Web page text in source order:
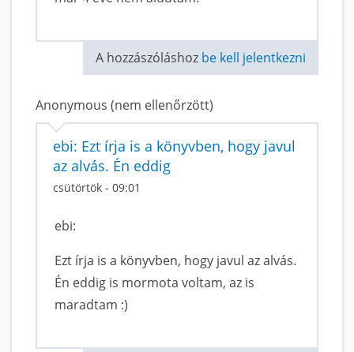
A hozzászóláshoz be kell jelentkezni
Anonymous (nem ellenőrzött)
ebi: Ezt írja is a könyvben, hogy javul
az alvás. Én eddig
csütörtök - 09:01
ebi:
Ezt írja is a könyvben, hogy javul az alvás.
Én eddig is mormota voltam, az is
maradtam :)